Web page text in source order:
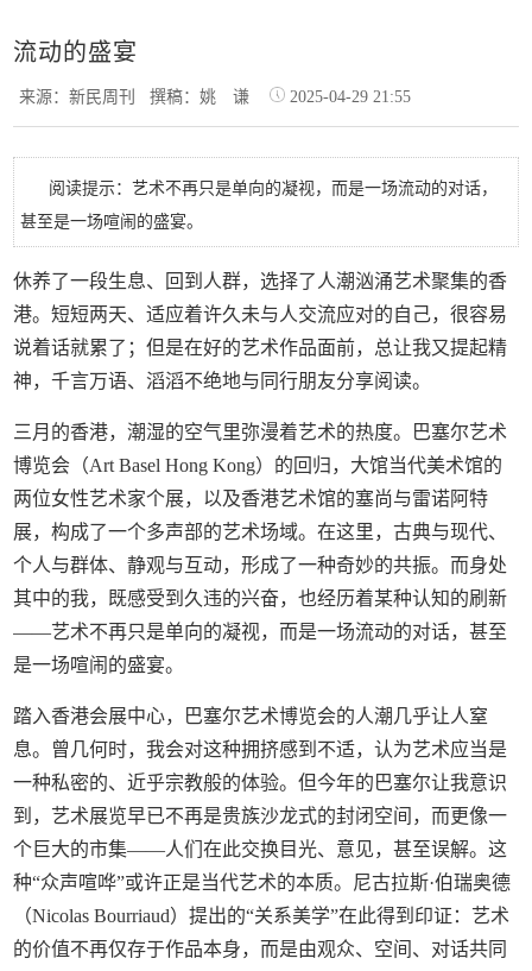
流动的盛宴
来源：新民周刊撰稿：姚 谦 2025-04-29 21:55
阅读提示：艺术不再只是单向的凝视，而是一场流动的对话，
甚至是一场喧闹的盛宴。
休养了一段生息、回到人群，选择了人潮汹涌艺术聚集的香
港。短短两天、适应着许久未与人交流应对的自己，很容易
说着话就累了；但是在好的艺术作品面前，总让我又提起精
神，千言万语、滔滔不绝地与同行朋友分享阅读。
三月的香港，潮湿的空气里弥漫着艺术的热度。巴塞尔艺术
博览会（Art Basel Hong Kong）的回归，大馆当代美术馆的
两位女性艺术家个展，以及香港艺术馆的塞尚与雷诺阿特
展，构成了一个多声部的艺术场域。在这里，古典与现代、
个人与群体、静观与互动，形成了一种奇妙的共振。而身处
其中的我，既感受到久违的兴奋，也经历着某种认知的刷新
——艺术不再只是单向的凝视，而是一场流动的对话，甚至
是一场喧闹的盛宴。
踏入香港会展中心，巴塞尔艺术博览会的人潮几乎让人窒
息。曾几何时，我会对这种拥挤感到不适，认为艺术应当是
一种私密的、近乎宗教般的体验。但今年的巴塞尔让我意识
到，艺术展览早已不再是贵族沙龙式的封闭空间，而更像一
个巨大的市集——人们在此交换目光、意见，甚至误解。这
种“众声喧哗”或许正是当代艺术的本质。尼古拉斯·伯瑞奥德
（Nicolas Bourriaud）提出的“关系美学”在此得到印证：艺术
的价值不再仅存于作品本身，而是由观众、空间、对话共同